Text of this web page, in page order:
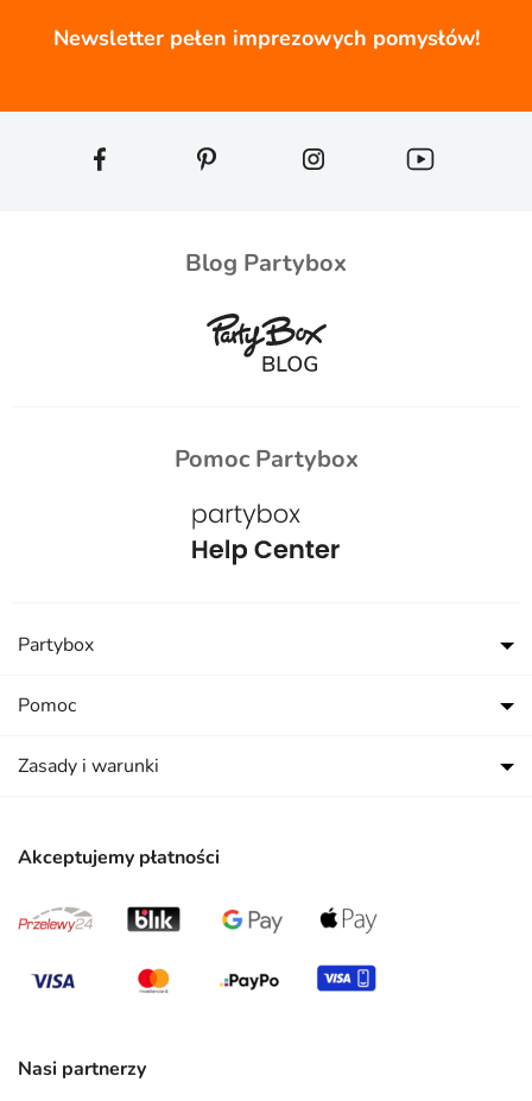
Newsletter pełen imprezowych pomysłów!
Blog Partybox
Pomoc Partybox
Akceptujemy płatności
Nasi partnerzy
Partybox
Pomoc
Zasady i warunki